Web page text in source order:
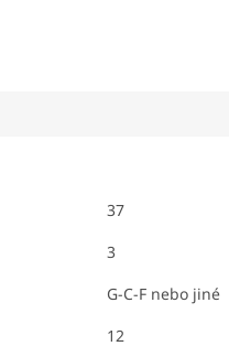
37
3
G-C-F nebo jiné
12